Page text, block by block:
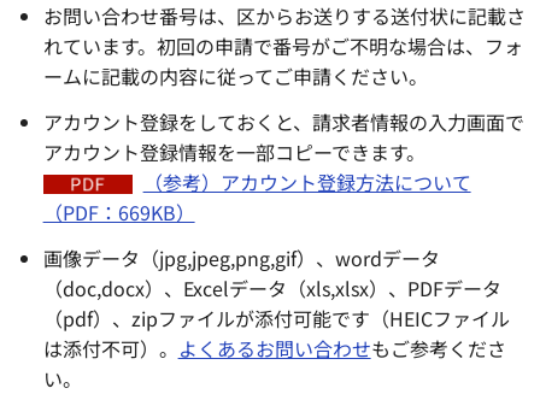
お問い合わせ番号は、区からお送りする送付状に記載さ
れています。初回の申請で番号がご不明な場合は、フォ
ームに記載の内容に従ってご申請ください。
アカウント登録をしておくと、請求者情報の入力画面で
アカウント登録情報を一部コピーできます。
（参考）アカウント登録方法について
（PDF：669KB）
画像データ（jpg,jpeg,png,gif）、wordデータ
（doc,docx）、Excelデータ（xls,xlsx）、PDFデータ
（pdf）、zipファイルが添付可能です（HEICファイル
は添付不可）。 よくあるお問い合わせもご参考くださ
い。